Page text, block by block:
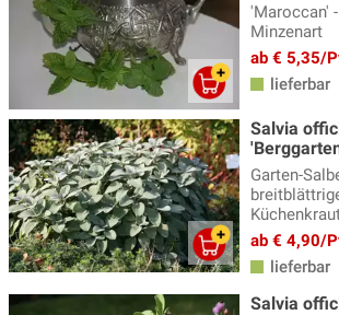
'Maroccan'
Minzenart
ab € 5,35/
lieferbar
Salvia
Garten-
ab € 4,90/
lieferbar
Salvia